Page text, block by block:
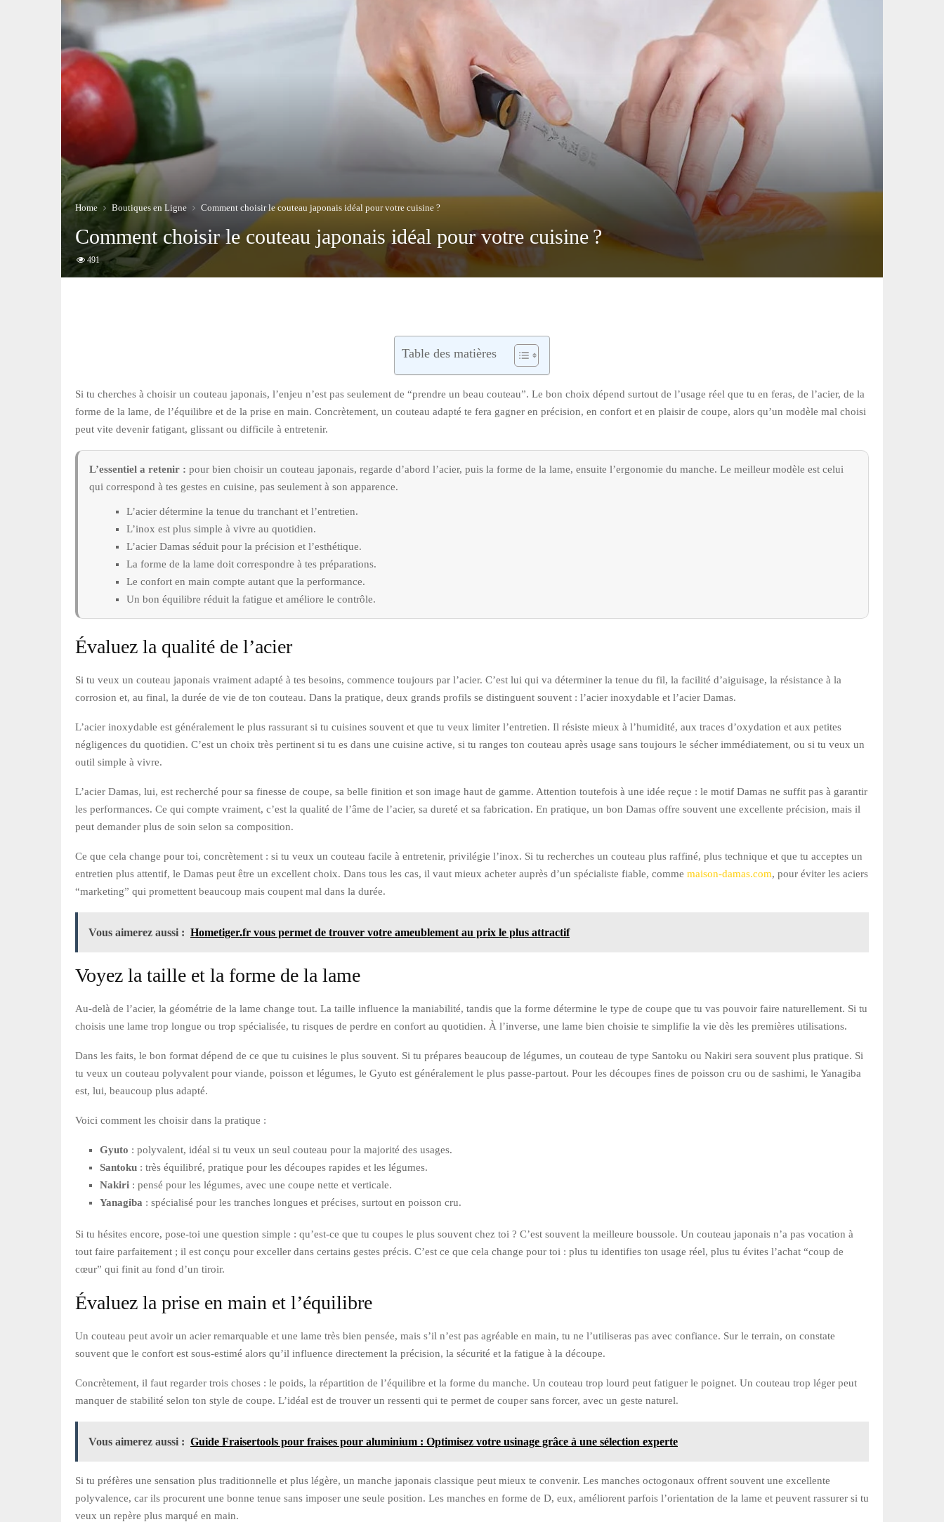
Home Boutiques en Ligne Comment choisir le couteau japonais idéal pour votre cuisine ?
Comment choisir le couteau japonais idéal pour votre cuisine ?
491
Table des matières
Si tu cherches à choisir un couteau japonais, l’enjeu n’est pas seulement de “prendre un beau couteau”. Le bon choix dépend surtout de l’usage réel que tu en feras, de l’acier, de la
forme de la lame, de l’équilibre et de la prise en main. Concrètement, un couteau adapté te fera gagner en précision, en confort et en plaisir de coupe, alors qu’un modèle mal choisi
peut vite devenir fatigant, glissant ou difficile à entretenir.
L’essentiel a retenir : pour bien choisir un couteau japonais, regarde d’abord l’acier, puis la forme de la lame, ensuite l’ergonomie du manche. Le meilleur modèle est celui
qui correspond à tes gestes en cuisine, pas seulement à son apparence.
L’acier détermine la tenue du tranchant et l’entretien.
L’inox est plus simple à vivre au quotidien.
L’acier Damas séduit pour la précision et l’esthétique.
La forme de la lame doit correspondre à tes préparations.
Le confort en main compte autant que la performance.
Un bon équilibre réduit la fatigue et améliore le contrôle.
Évaluez la qualité de l’acier
Si tu veux un couteau japonais vraiment adapté à tes besoins, commence toujours par l’acier. C’est lui qui va déterminer la tenue du fil, la facilité d’aiguisage, la résistance à la
corrosion et, au final, la durée de vie de ton couteau. Dans la pratique, deux grands profils se distinguent souvent : l’acier inoxydable et l’acier Damas.
L’acier inoxydable est généralement le plus rassurant si tu cuisines souvent et que tu veux limiter l’entretien. Il résiste mieux à l’humidité, aux traces d’oxydation et aux petites
négligences du quotidien. C’est un choix très pertinent si tu es dans une cuisine active, si tu ranges ton couteau après usage sans toujours le sécher immédiatement, ou si tu veux un
outil simple à vivre.
L’acier Damas, lui, est recherché pour sa finesse de coupe, sa belle finition et son image haut de gamme. Attention toutefois à une idée reçue : le motif Damas ne suffit pas à garantir
les performances. Ce qui compte vraiment, c’est la qualité de l’âme de l’acier, sa dureté et sa fabrication. En pratique, un bon Damas offre souvent une excellente précision, mais il
peut demander plus de soin selon sa composition.
Ce que cela change pour toi, concrètement : si tu veux un couteau facile à entretenir, privilégie l’inox. Si tu recherches un couteau plus raffiné, plus technique et que tu acceptes un
entretien plus attentif, le Damas peut être un excellent choix. Dans tous les cas, il vaut mieux acheter auprès d’un spécialiste fiable, comme maison-damas.com, pour éviter les aciers
“marketing” qui promettent beaucoup mais coupent mal dans la durée.
Vous aimerez aussi : Hometiger.fr vous permet de trouver votre ameublement au prix le plus attractif
Voyez la taille et la forme de la lame
Au-delà de l’acier, la géométrie de la lame change tout. La taille influence la maniabilité, tandis que la forme détermine le type de coupe que tu vas pouvoir faire naturellement. Si tu
choisis une lame trop longue ou trop spécialisée, tu risques de perdre en confort au quotidien. À l’inverse, une lame bien choisie te simplifie la vie dès les premières utilisations.
Dans les faits, le bon format dépend de ce que tu cuisines le plus souvent. Si tu prépares beaucoup de légumes, un couteau de type Santoku ou Nakiri sera souvent plus pratique. Si
tu veux un couteau polyvalent pour viande, poisson et légumes, le Gyuto est généralement le plus passe-partout. Pour les découpes fines de poisson cru ou de sashimi, le Yanagiba
est, lui, beaucoup plus adapté.
Voici comment les choisir dans la pratique :
Gyuto : polyvalent, idéal si tu veux un seul couteau pour la majorité des usages.
Santoku : très équilibré, pratique pour les découpes rapides et les légumes.
Nakiri : pensé pour les légumes, avec une coupe nette et verticale.
Yanagiba : spécialisé pour les tranches longues et précises, surtout en poisson cru.
Si tu hésites encore, pose-toi une question simple : qu’est-ce que tu coupes le plus souvent chez toi ? C’est souvent la meilleure boussole. Un couteau japonais n’a pas vocation à
tout faire parfaitement ; il est conçu pour exceller dans certains gestes précis. C’est ce que cela change pour toi : plus tu identifies ton usage réel, plus tu évites l’achat “coup de
cœur” qui finit au fond d’un tiroir.
Évaluez la prise en main et l’équilibre
Un couteau peut avoir un acier remarquable et une lame très bien pensée, mais s’il n’est pas agréable en main, tu ne l’utiliseras pas avec confiance. Sur le terrain, on constate
souvent que le confort est sous-estimé alors qu’il influence directement la précision, la sécurité et la fatigue à la découpe.
Concrètement, il faut regarder trois choses : le poids, la répartition de l’équilibre et la forme du manche. Un couteau trop lourd peut fatiguer le poignet. Un couteau trop léger peut
manquer de stabilité selon ton style de coupe. L’idéal est de trouver un ressenti qui te permet de couper sans forcer, avec un geste naturel.
Vous aimerez aussi : Guide Fraisertools pour fraises pour aluminium : Optimisez votre usinage grâce à une sélection experte
Si tu préfères une sensation plus traditionnelle et plus légère, un manche japonais classique peut mieux te convenir. Les manches octogonaux offrent souvent une excellente
polyvalence, car ils procurent une bonne tenue sans imposer une seule position. Les manches en forme de D, eux, améliorent parfois l’orientation de la lame et peuvent rassurer si tu
veux un repère plus marqué en main.